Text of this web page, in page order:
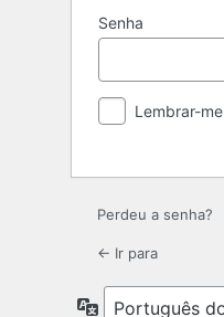
Senha
Lembrar-me
Perdeu a senha?
← Ir para
Idioma